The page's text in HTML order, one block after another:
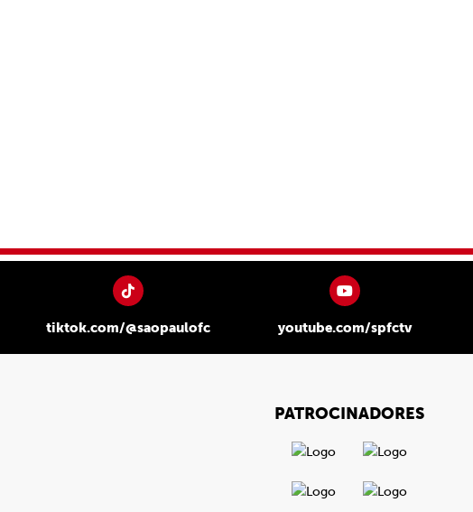
tiktok.com/@saopaulofc youtube.com/spfctv
PATROCINADORES